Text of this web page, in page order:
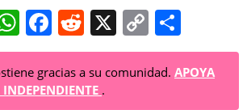
W
h
at
s
F
a
c
e
R
e
d
di
X C
o
p
o
m
gracias a su comunidad. APOYA
.